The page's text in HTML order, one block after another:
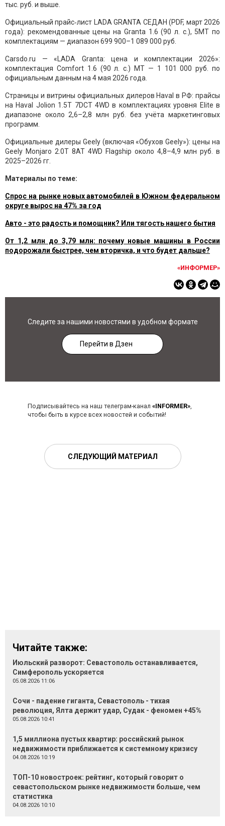
тыс. руб. и выше.
Официальный прайс‑лист LADA GRANTA СЕДАН (PDF, март 2026
года): рекомендованные цены на Granta 1.6 (90 л. с.), 5МТ по
комплектациям — диапазон 699 900–1 089 000 руб.
Carsdo.ru — «LADA Granta: цена и комплектации 2026»:
комплектация Comfort 1.6 (90 л. с.) MT — 1 101 000 руб. по
официальным данным на 4 мая 2026 года.
Страницы и витрины официальных дилеров Haval в РФ: прайсы
на Haval Jolion 1.5T 7DCT 4WD в комплектациях уровня Elite в
диапазоне около 2,6–2,8 млн руб. без учёта маркетинговых
программ.
Официальные дилеры Geely (включая «Обухов Geely»): цены на
Geely Monjaro 2.0T 8AT 4WD Flagship около 4,8–4,9 млн руб. в
2025–2026 гг.
Материалы по теме:
Спрос на рынке новых автомобилей в Южном федеральном
округе вырос на 47% за год
Авто - это радость и помощник? Или тягость нашего бытия
От 1,2 млн до 3,79 млн: почему новые машины в России
подорожали быстрее, чем вторичка, и что будет дальше?
«ИНФОРМЕР»
Следите за нашими новостями в удобном формате
Перейти в Дзен
Подписывайтесь на наш телеграм-канал «INFORMER»,
чтобы быть в курсе всех новостей и событий!
СЛЕДУЮЩИЙ МАТЕРИАЛ
Читайте также:
Июльский разворот: Севастополь останавливается,
Симферополь ускоряется
05.08.2026 11:06
Сочи - падение гиганта, Севастополь - тихая
революция, Ялта держит удар, Судак - феномен +45%
05.08.2026 10:41
1,5 миллиона пустых квартир: российский рынок
недвижимости приближается к системному кризису
04.08.2026 10:19
ТОП-10 новостроек: рейтинг, который говорит о
севастопольском рынке недвижимости больше, чем
статистика
04.08.2026 10:10